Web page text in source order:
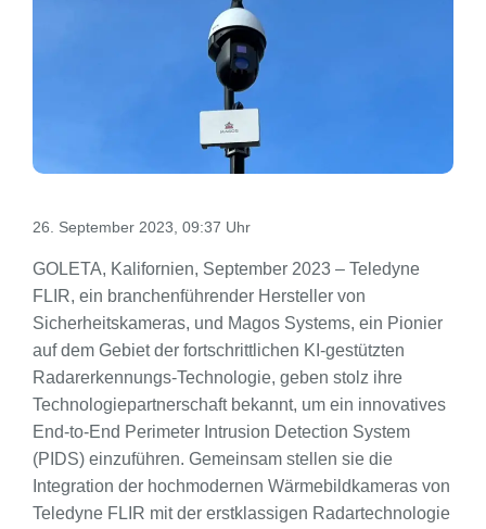
26. September 2023, 09:37 Uhr
GOLETA, Kalifornien, September 2023 – Teledyne
FLIR, ein branchenführender Hersteller von
Sicherheitskameras, und Magos Systems, ein Pionier
auf dem Gebiet der fortschrittlichen KI-gestützten
Radarerkennungs-Technologie, geben stolz ihre
Technologiepartnerschaft bekannt, um ein innovatives
End-to-End Perimeter Intrusion Detection System
(PIDS) einzuführen. Gemeinsam stellen sie die
Integration der hochmodernen Wärmebildkameras von
Teledyne FLIR mit der erstklassigen Radartechnologie